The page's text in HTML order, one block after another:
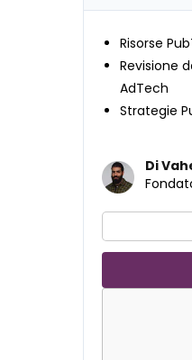
Risorse
Revisione
AdTech
Strategie
Di